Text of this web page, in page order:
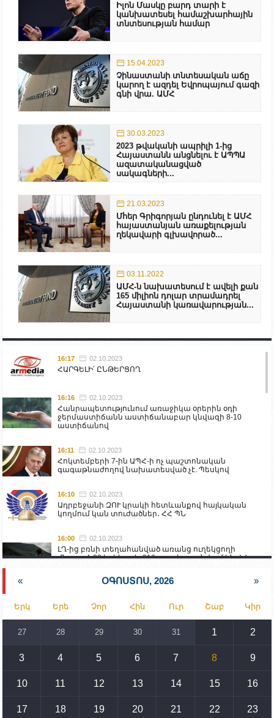
Իլոն Մասկը բարդ տարի է
կանխատեսել համաշխարհային
տնտեսության համար
15.04.2023
Չինաստանի տնտեսական աճը
կարող է ազդել Եվրոպայում գազի
գնի վրա. ԱՄՀ
30.03.2023
2023 թվականի ապրիլի 1-ից
Հայաստանն անցնելու է ԱՊՊԱ
ազատականացված
սակագների...
21.03.2023
Մհեր Գրիգորյան ընդունել է ԱՄՀ
հայաստանյան առաքելության
ղեկավարի գլխավորած...
03.11.2022
ԱՄՀ-ն նախատեսում է ավելի քան
165 միլիոն դոլար տրամադրել
Հայաստանի կառավարության...
16:17 02.10.2023
ՀԱՐԳԵԼԻ՛ ԸՆԹԵՐՑՈՂ
16:16 02.10.2023
Հանրապետությունում առաջիկա օրերին օդի
ջերմաստիճանն աստիճանաբար կնվազի 8-10
աստիճանով
16:11 02.10.2023
Հոկտեմբերի 7-ին ԱՊՀ-ի ոչ պաշտոնական
գագաթնաժողով նախատեսված չէ. Պեսկով
16:10 02.10.2023
Ադրբեջանի ԶՈՒ կրակի հետևանքով հայկական
կողմում կան տուժածներ․ ՀՀ ՊՆ
16:00 02.10.2023
ԼՂ-ից բռնի տեղահանված առանց ուղեկցողի
մնացած 20 երեխա և 216 տարեց գտնվում են ՀՀ
նախարարության հոգածության ներքո
Իրանը կողմ է տարածաշրջանի համար շահավետ
տրանսպորտային հաղորդակցությունների
զարգացմանը, սակայն ոչ՝ միջազգային
սահմանների փոփոխությանը
15:10 02.10.2023
սպառնալիքները կասեցնելու համար. իսպանացի
պատգամավորը Գորիսում է
14:54 02.10.2023
« ՕԳՈՍՏՈՍ, 2026 »
Երկ Երե Չոր Հին Ուր Շաբ Կիր
27 28 29 30 31 1 2
3 4 5 6 7 8 9
10 11 12 13 14 15 16
17 18 19 20 21 22 23